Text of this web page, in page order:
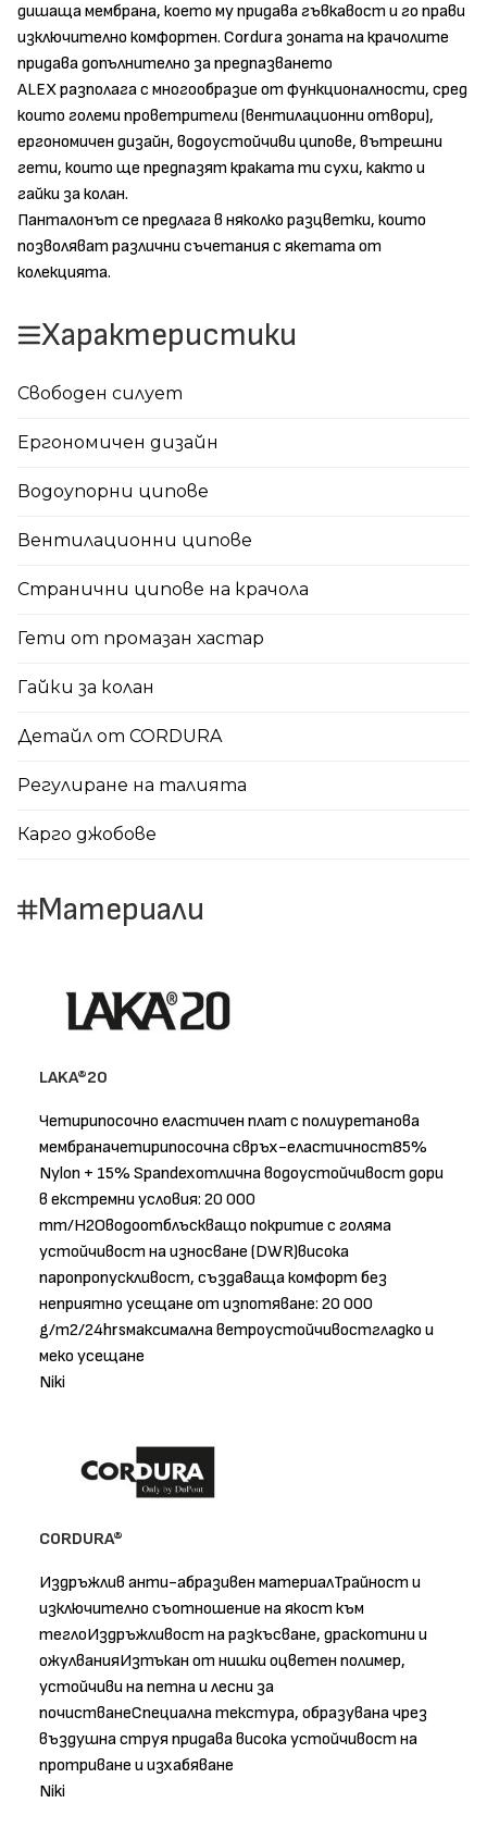
дишаща мембрана, което му придава гъвкавост и го прави
изключително комфортен. Cordura зоната на крачолите
придава допълнително за предпазването
ALEX разполага с многообразие от функционалности, сред
които големи проветрители (вентилационни отвори),
ергономичен дизайн, водоустойчиви ципове, вътрешни
гети, които ще предпазят краката ти сухи, както и
гайки за колан.
Панталонът се предлага в няколко разцветки, които
позволяват различни съчетания с якетата от
колекцията.
Характеристики
Свободен силует
Ергономичен дизайн
Водоупорни ципове
Вентилационни ципове
Странични ципове на крачола
Гети от промазан хастар
Гайки за колан
Детайл от CORDURA
Регулиране на талията
Карго джобове
Материали
LAKA®20
Четирипосочно еластичен плат с полиуретанова
мембраначетирипосочна свръх-еластичност85%
Nylon + 15% Spandexотлична водоустойчивост дори
в екстремни условия: 20 000
mm/H2Oводоотблъскващо покритие с голяма
устойчивост на износване (DWR)висока
паропропускливост, създаваща комфорт без
неприятно усещане от изпотяване: 20 000
g/m2/24hrsмаксимална ветроустойчивостгладко и
меко усещане
Niki
CORDURA®
Издръжлив анти-абразивен материалТрайност и
изключително съотношение на якост към
теглоИздръжливост на разкъсване, драскотини и
ожулванияИзтъкан от нишки оцветен полимер,
устойчиви на петна и лесни за
почистванеСпециална текстура, образувана чрез
въздушна струя придава висока устойчивост на
протриване и изхабяване
Niki